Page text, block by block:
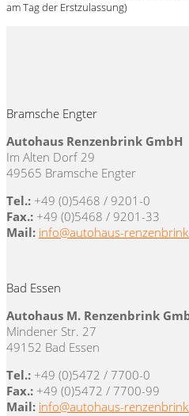
am Tag der Erstzulassung)
Bramsche Engter
Autohaus Renzenbrink GmbH
Im Alten Dorf 29
49565 Bramsche Engter
Tel.: +49 (0)5468 / 9201-0
Fax.: +49 (0)5468 / 9201-33
Mail: info@autohaus-
Bad Essen
Autohaus M. Renzenbrink
Mindener Str. 27
49152 Bad Essen
Tel.: +49 (0)5472 / 7700-0
Fax.: +49 (0)5472 / 7700-99
Mail: info@autohaus-